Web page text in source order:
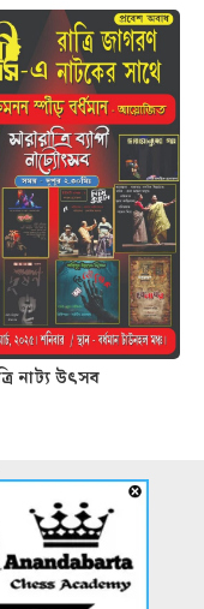
নাট্য উৎসব